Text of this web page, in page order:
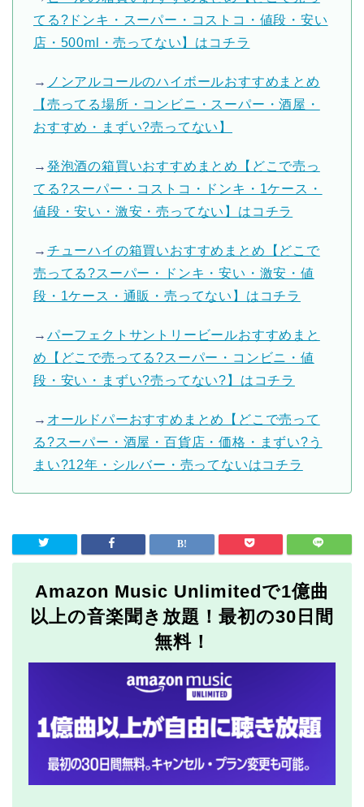
てる?ドンキ・スーパー・コストコ・値段・安い
店・500ml・売ってない】はコチラ
→ ノンアルコールのハイボールおすすめまとめ
【売ってる場所・コンビニ・スーパー・酒屋・
おすすめ・まずい?売ってない】
→ 発泡酒の箱買いおすすめまとめ【どこで売っ
てる?スーパー・コストコ・ドンキ・1ケース・
値段・安い・激安・売ってない】はコチラ
→ チューハイの箱買いおすすめまとめ【どこで
売ってる?スーパー・ドンキ・安い・激安・値
段・1ケース・通販・売ってない】はコチラ
→ パーフェクトサントリービールおすすめまと
め【どこで売ってる?スーパー・コンビニ・値
段・安い・まずい?売ってない?】はコチラ
→ オールドパーおすすめまとめ【どこで売って
る?スーパー・酒屋・百貨店・価格・まずい?う
まい?12年・シルバー・売ってないはコチラ
Amazon Music Unlimitedで1億曲
以上の音楽聞き放題！最初の30日間
無料！